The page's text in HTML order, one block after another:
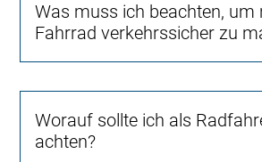
Was muss ich beachten, um
Fahrrad verkehrssicher zu
Worauf sollte ich als
achten?